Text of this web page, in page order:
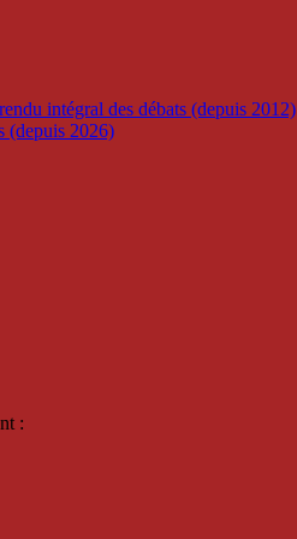
intégral des débats (depuis 2012)
(depuis 2026)
: